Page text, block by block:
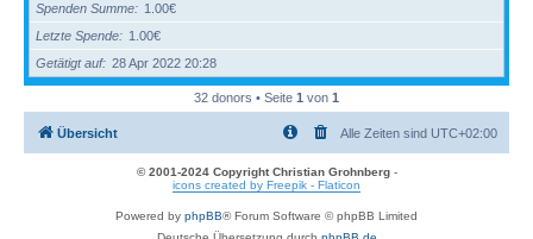
Spenden Summe
1.00€
Letzte Spende
1.00€
Getätigt auf
28 Apr 2022 20:28
32 donors • Seite 1 von 1
Übersicht Alle Zeiten sind UTC+02:00
© 2001-2024 Copyright Christian Grohnberg-
icons created by Freepik - Flaticon
Powered by phpBB® Forum Software © phpBB Limited